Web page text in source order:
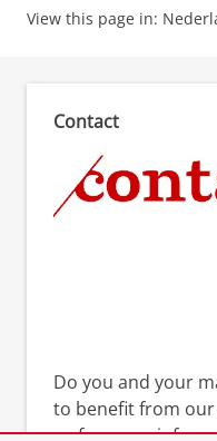
View this page in:
Contact
Do you and your
to benefit from our
us for more